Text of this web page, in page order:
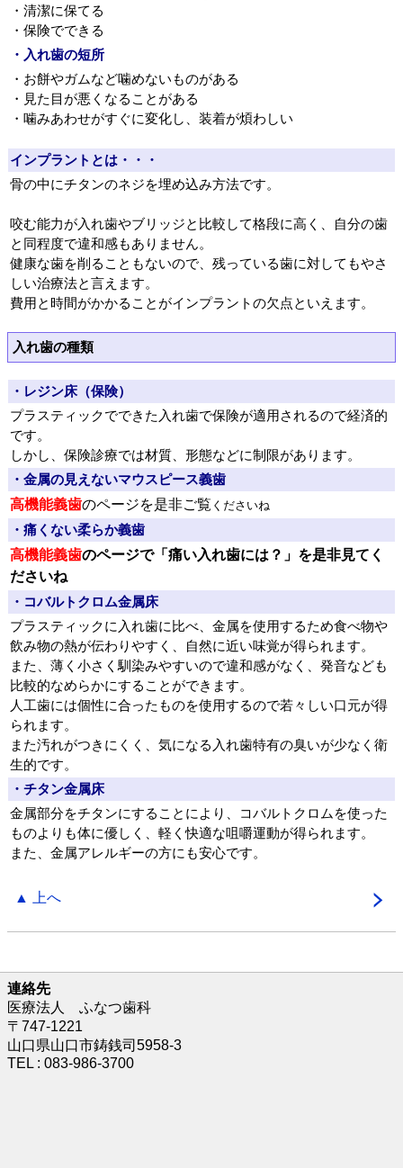
・清潔に保てる
・保険でできる
・入れ歯の短所
・お餅やガムなど噛めないものがある
・見た目が悪くなることがある
・噛みあわせがすぐに変化し、装着が煩わしい
インプラントとは・・・
骨の中にチタンのネジを埋め込み方法です。
咬む能力が入れ歯やブリッジと比較して格段に高く、自分の歯
と同程度で違和感もありません。
健康な歯を削ることもないので、残っている歯に対してもやさ
しい治療法と言えます。
費用と時間がかかることがインプラントの欠点といえます。
入れ歯の種類
・レジン床（保険）
プラスティックでできた入れ歯で保険が適用されるので経済的
です。
しかし、保険診療では材質、形態などに制限があります。
・金属の見えないマウスピース義歯
高機能義歯のページを是非ご覧 くださいね
・痛くない柔らか義歯
高機能義歯のページで「痛い入れ歯には？」を是非見てく
ださいね
・コバルトクロム金属床
プラスティックに入れ歯に比べ、金属を使用するため食べ物や
飲み物の熱が伝わりやすく、自然に近い味覚が得られます。
また、薄く小さく馴染みやすいので違和感がなく、発音なども
比較的なめらかにすることができます。
人工歯には個性に合ったものを使用するので若々しい口元が得
られます。
また汚れがつきにくく、気になる入れ歯特有の臭いが少なく衛
生的です。
・チタン金属床
金属部分をチタンにすることにより、コバルトクロムを使った
ものよりも体に優しく、軽く快適な咀嚼運動が得られます。
また、金属アレルギーの方にも安心です。
▲ 上へ
連絡先
医療法人 ふなつ歯科
〒747-1221
山口県山口市鋳銭司5958-3
TEL : 083-986-3700